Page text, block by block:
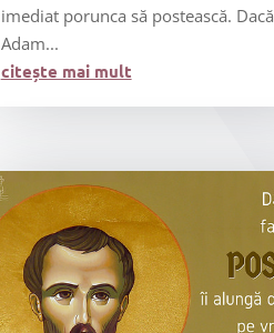
imediat porunca să postească. Dacă
Adam...
citește mai mult